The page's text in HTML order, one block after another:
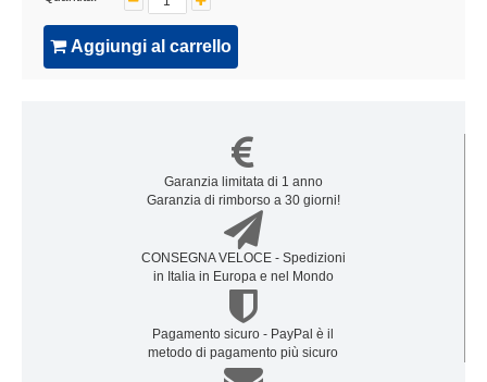
Aggiungi al carrello
Garanzia limitata di 1 anno
Garanzia di rimborso a 30 giorni!
CONSEGNA VELOCE - Spedizioni
in Italia in Europa e nel Mondo
Pagamento sicuro - PayPal è il
metodo di pagamento più sicuro